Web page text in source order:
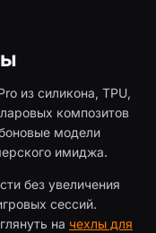
из силикона, TPU,
композитов
модели
имиджа.
без увеличения
сессий.
на чехлы для